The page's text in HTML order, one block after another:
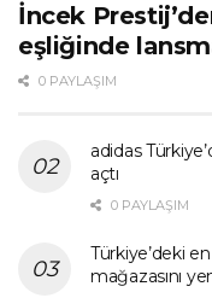
İncek Prestij’den
eşliğinde
0 PAYLAŞIM
adidas
açtı
0 PAYLAŞIM
Türkiye’deki
mağazasını